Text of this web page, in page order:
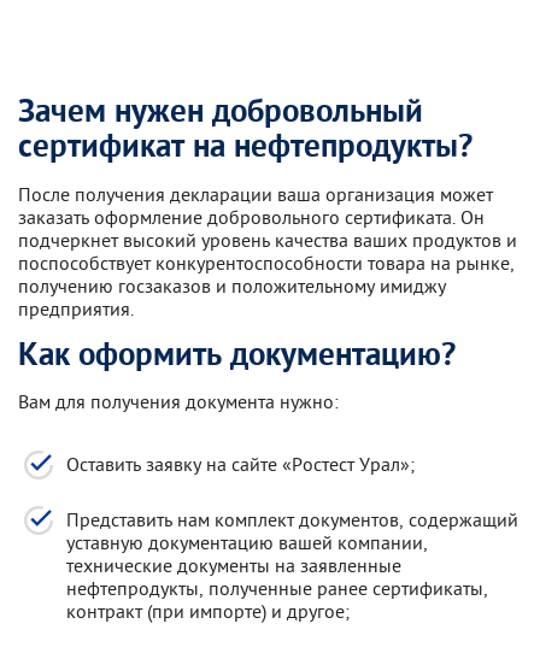
Зачем нужен добровольный
сертификат на нефтепродукты?
После получения декларации ваша организация может
заказать оформление добровольного сертификата. Он
подчеркнет высокий уровень качества ваших продуктов и
поспособствует конкурентоспособности товара на рынке,
получению госзаказов и положительному имиджу
предприятия.
Как оформить документацию?
Вам для получения документа нужно:
Оставить заявку на сайте «Ростест Урал»;
Представить нам комплект документов, содержащий
уставную документацию вашей компании,
технические документы на заявленные
нефтепродукты, полученные ранее сертификаты,
контракт (при импорте) и другое;